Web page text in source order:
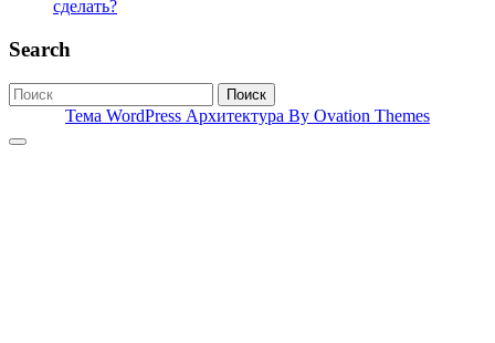
сделать?
Search
Поиск
Тема WordPress Архитектура By Ovation Themes